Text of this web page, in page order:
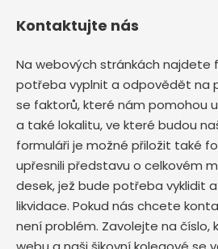
Kontaktujte nás
Na webových stránkách najdete
potřeba vyplnit a odpovědět na
se faktorů, které nám pomohou
a také lokalitu, ve které budou
formuláři je možné přiložit také
upřesnili představu o celkovém
desek, jež bude potřeba vyklidit
likvidace. Pokud nás chcete
není problém. Zavolejte na číslo,